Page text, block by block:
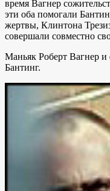
время Вагнер
эти оба помогали
жертвы, Клинтона
совершали совместно
Маньяк Роберт Вагнер
Бантинг.